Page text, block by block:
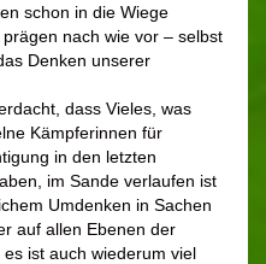
schon in die Wiege
nach wie vor – selbst
Denken unserer
dass Vieles, was
Kämpferinnen für
in den letzten
im Sande verlaufen ist
Umdenken in Sachen
auf allen Ebenen der
ist auch wiederum viel